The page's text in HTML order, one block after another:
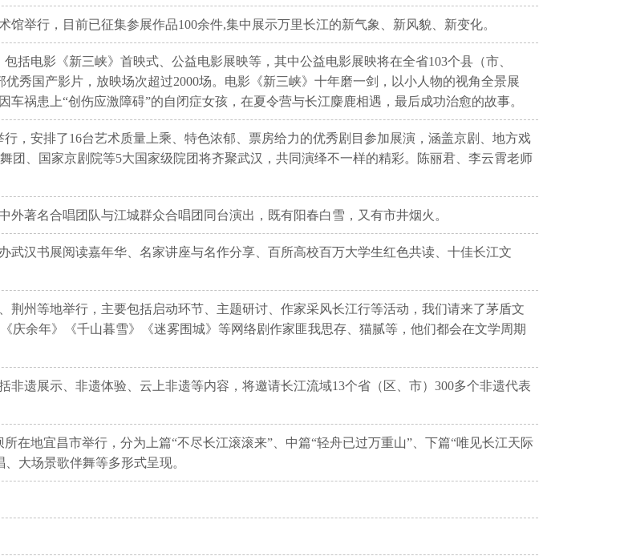
馆举行，目前已征集参展作品100余件,集中展示万里长江的新气象、新风貌、新变化。
括电影《新三峡》首映式、公益电影展映等，其中公益电影展映将在全省103个县（市、
秀国产影片，放映场次超过2000场。电影《新三峡》十年磨一剑，以小人物的视角全景展
祸患上“创伤应激障碍”的自闭症女孩，在夏令营与长江麋鹿相遇，最后成功治愈的故事。
，安排了16台艺术质量上乘、特色浓郁、票房给力的优秀剧目参加展演，涵盖京剧、地方戏
团、国家京剧院等5大国家级院团将齐聚武汉，共同演绎不一样的精彩。陈丽君、李云霄老师
外著名合唱团队与江城群众合唱团同台演出，既有阳春白雪，又有市井烟火。
武汉书展阅读嘉年华、名家讲座与名作分享、百所高校百万大学生红色共读、十佳长江文
荆州等地举行，主要包括启动环节、主题研讨、作家采风长江行等活动，我们请来了茅盾文
庆余年》《千山暮雪》《迷雾围城》等网络剧作家匪我思存、猫腻等，他们都会在文学周期
非遗展示、非遗体验、云上非遗等内容，将邀请长江流域13个省（区、市）300多个非遗代表
在地宜昌市举行，分为上篇“不尽长江滚滚来”、中篇“轻舟已过万重山”、下篇“唯见长江天际
大场景歌伴舞等多形式呈现。